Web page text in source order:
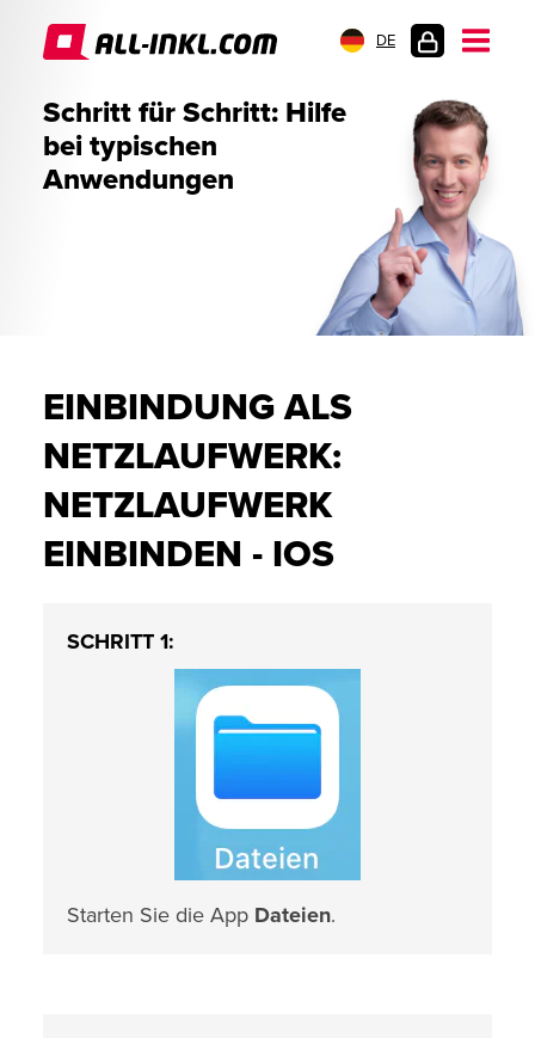
DE
Schritt für Schritt: Hilfe
bei typischen
Anwendungen
EINBINDUNG ALS
NETZLAUFWERK:
NETZLAUFWERK
EINBINDEN - IOS
SCHRITT 1:
Starten Sie die App Dateien.